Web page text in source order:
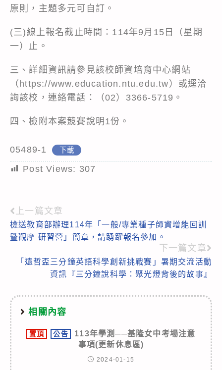
原則，主題多元可自訂。
(三)線上報名截止時間：114年9月15日（星期
一）止。
三、詳細資訊請參見該校師資培育中心網站
（https://www.education.ntu.edu.tw）或逕洽
詢該校，連絡電話：（02）3366-5719。
四、檢附本案競賽說明1份。
05489-1 下載
Post Views: 307
Read
more
上一篇文章
檢送教育部辦理114年「一般/專業種子師資增能回訓
暨觀摩 研習營」簡章，請踴躍報名參加。
下一篇文章
「遠哲盃三分鐘英語科學創新挑戰賽」暑期交流活動
資訊『三分鐘說科學：聚光燈背後的故事』
相關內容
置頂 公告
113年學測──基隆女中考場注意
事項(更新休息區)
2024-01-15